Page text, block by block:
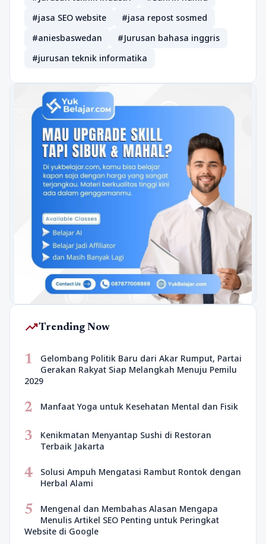
#jasa SEO website
#jasa repost sosmed
#aniesbaswedan
#Jurusan bahasa inggris
#jurusan teknik informatika
trending_upTrending Now
1
Gelombang Politik Baru dari Akar Rumput, Partai
Gerakan Rakyat Siap Melangkah Menuju Pemilu
2029
2 Manfaat Yoga untuk Kesehatan Mental dan Fisik
3
Kenikmatan Menyantap Sushi di Restoran
Terbaik Jakarta
4
Solusi Ampuh Mengatasi Rambut Rontok dengan
Herbal Alami
5
Mengenal dan Membahas Alasan Mengapa
Menulis Artikel SEO Penting untuk Peringkat
Website di Google